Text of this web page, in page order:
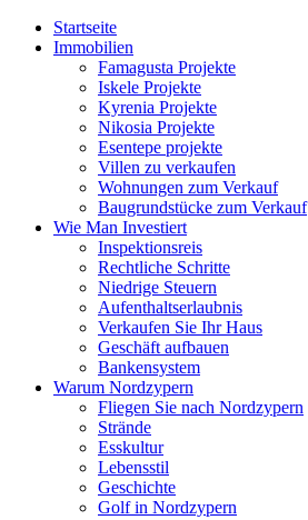
Startseite
Immobilien
Famagusta Projekte
Iskele Projekte
Kyrenia Projekte
Nikosia Projekte
Esentepe projekte
Villen zu verkaufen
Wohnungen zum Verkauf
Baugrundstücke zum Verkauf
Wie Man Investiert
Inspektionsreis
Rechtliche Schritte
Niedrige Steuern
Aufenthaltserlaubnis
Verkaufen Sie Ihr Haus
Geschäft aufbauen
Bankensystem
Warum Nordzypern
Fliegen Sie nach Nordzypern
Strände
Esskultur
Lebensstil
Geschichte
Golf in Nordzypern